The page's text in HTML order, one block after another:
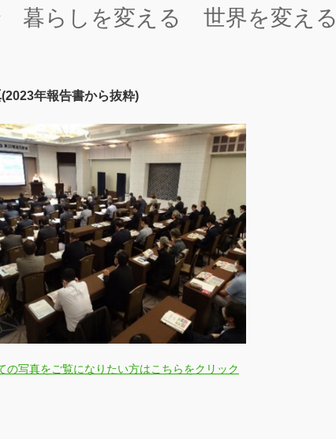
暮らしを変える 世界を変える
(2023年報告書から抜粋)
の写真をご覧になりたい方はこちらをクリック